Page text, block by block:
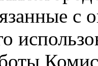
с